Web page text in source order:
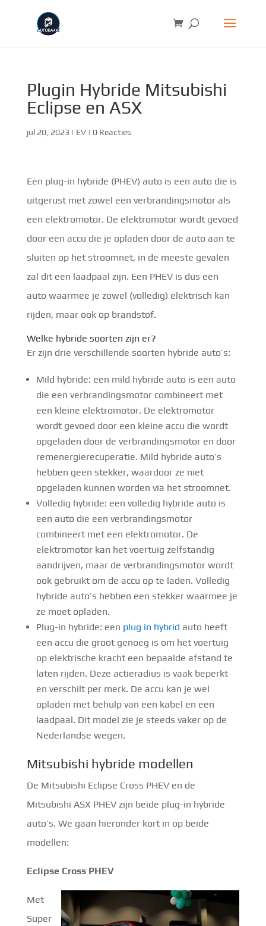
Plugin Hybride Mitsubishi
Eclipse en ASX
jul 20, 2023 | EV| 0 Reacties
Een plug-in hybride (PHEV) auto is een auto die is
uitgerust met zowel een verbrandingsmotor als
een elektromotor. De elektromotor wordt gevoed
door een accu die je opladen door de auto aan te
sluiten op het stroomnet, in de meeste gevalen
zal dit een laadpaal zijn. Een PHEV is dus een
auto waarmee je zowel (volledig) elektrisch kan
rijden, maar ook op brandstof.
Welke hybride soorten zijn er?
Er zijn drie verschillende soorten hybride auto’s:
Mild hybride: een mild hybride auto is een auto
die een verbrandingsmotor combineert met
een kleine elektromotor. De elektromotor
wordt gevoed door een kleine accu die wordt
opgeladen door de verbrandingsmotor en door
remenergierecuperatie. Mild hybride auto’s
hebben geen stekker, waardoor ze niet
opgeladen kunnen worden via het stroomnet.
Volledig hybride: een volledig hybride auto is
een auto die een verbrandingsmotor
combineert met een elektromotor. De
elektromotor kan het voertuig zelfstandig
aandrijven, maar de verbrandingsmotor wordt
ook gebruikt om de accu op te laden. Volledig
hybride auto’s hebben een stekker waarmee je
ze moet opladen.
Plug-in hybride: een plug in hybrid auto heeft
een accu die groot genoeg is om het voertuig
op elektrische kracht een bepaalde afstand te
laten rijden. Deze actieradius is vaak beperkt
en verschilt per merk. De accu kan je wel
opladen met behulp van een kabel en een
laadpaal. Dit model zie je steeds vaker op de
Nederlandse wegen.
Mitsubishi hybride modellen
De Mitsubishi Eclipse Cross PHEV en de
Mitsubishi ASX PHEV zijn beide plug-in hybride
auto’s. We gaan hieronder kort in op beide
modellen:
Eclipse Cross PHEV
Met
Super